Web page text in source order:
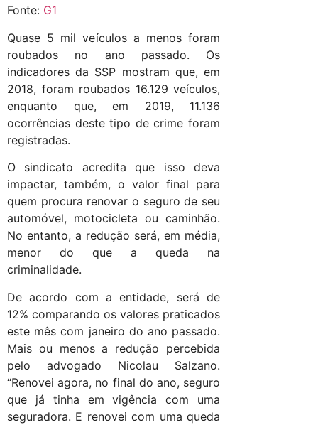
Fonte: G1
Quase 5 mil veículos a menos foram
roubados no ano passado. Os
indicadores da SSP mostram que, em
2018, foram roubados 16.129 veículos,
enquanto que, em 2019, 11.136
ocorrências deste tipo de crime foram
registradas.
O sindicato acredita que isso deva
impactar, também, o valor final para
quem procura renovar o seguro de seu
automóvel, motocicleta ou caminhão.
No entanto, a redução será, em média,
menor do que a queda na
criminalidade.
De acordo com a entidade, será de
12% comparando os valores praticados
este mês com janeiro do ano passado.
Mais ou menos a redução percebida
pelo advogado Nicolau Salzano.
“Renovei agora, no final do ano, seguro
que já tinha em vigência com uma
seguradora. E renovei com uma queda